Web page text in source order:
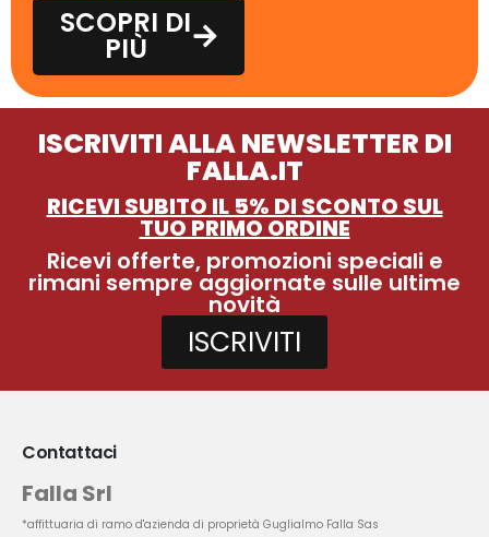
SCOPRI DI
PIÙ
ISCRIVITI ALLA NEWSLETTER DI
FALLA.IT
RICEVI SUBITO IL 5% DI SCONTO SUL
TUO PRIMO ORDINE
Ricevi offerte, promozioni speciali e
rimani sempre aggiornate sulle ultime
novità
ISCRIVITI
Contattaci
Falla Srl
*affittuaria di ramo d'azienda di proprietà Guglialmo Falla Sas